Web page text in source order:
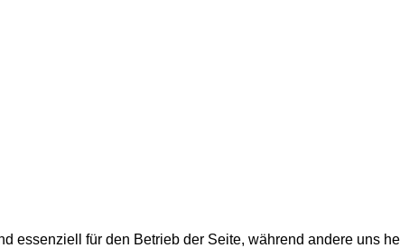
essenziell für den Betrieb der Seite, während andere uns